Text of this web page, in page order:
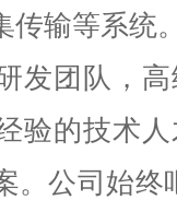
传输等系统
发团队，
验的技术
。公司始终